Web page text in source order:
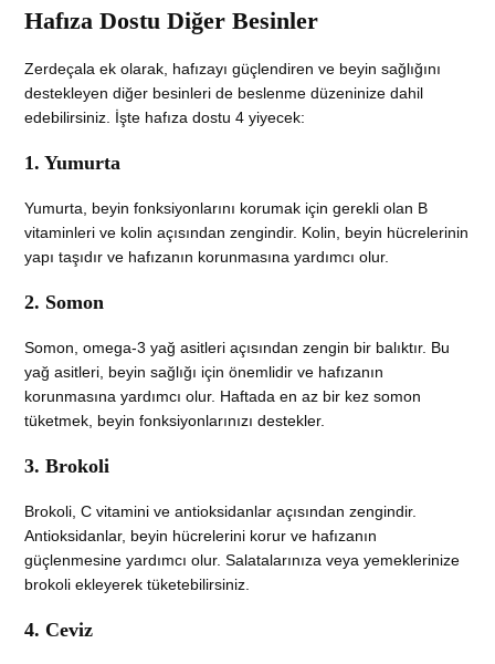
Hafıza Dostu Diğer Besinler
Zerdeçala ek olarak, hafızayı güçlendiren ve beyin sağlığını
destekleyen diğer besinleri de beslenme düzeninize dahil
edebilirsiniz. İşte hafıza dostu 4 yiyecek:
1. Yumurta
Yumurta, beyin fonksiyonlarını korumak için gerekli olan B
vitaminleri ve kolin açısından zengindir. Kolin, beyin hücrelerinin
yapı taşıdır ve hafızanın korunmasına yardımcı olur.
2. Somon
Somon, omega-3 yağ asitleri açısından zengin bir balıktır. Bu
yağ asitleri, beyin sağlığı için önemlidir ve hafızanın
korunmasına yardımcı olur. Haftada en az bir kez somon
tüketmek, beyin fonksiyonlarınızı destekler.
3. Brokoli
Brokoli, C vitamini ve antioksidanlar açısından zengindir.
Antioksidanlar, beyin hücrelerini korur ve hafızanın
güçlenmesine yardımcı olur. Salatalarınıza veya yemeklerinize
brokoli ekleyerek tüketebilirsiniz.
4. Ceviz